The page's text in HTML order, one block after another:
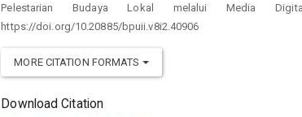
Pelestarian Budaya Lokal melalui Media
https://doi.org/10.20885/bpuii.v8i2.40906
MORE CITATION FORMATS
Download Citation